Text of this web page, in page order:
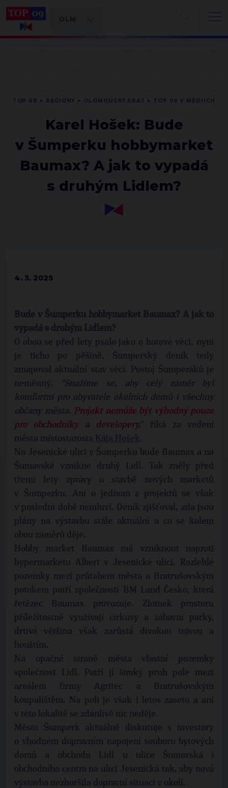
Karel Hošek: Bude
v Šumperku hobbymarket
Baumax? A jak to vypadá
s druhým Lidlem?
4. 3. 2025
Bude v Šumperku hobbymarket Baumax? A jak to
vypadá s druhým Lidlem?
O obou se před lety psalo jako o hotové věci, nyní
je ticho po pěšině, Šumperský deník tedy
zmapoval aktuální stav věcí. Postoj Šumperáků je
neměnný.
"Snažíme se, aby celý záměr byl
komfortní pro obyvatele okolních domů i všechny
občany města. Projekt nemůže být výhodný pouze
pro obchodníky a developery,“ říká za vedení
města místostarosta
.
Na Jesenické ulici v Šumperku bude Baumax a na
Šumavské vznikne druhý Lidl. Tak zněly před
třemi lety zprávy o stavbě nových marketů
v Šumperku. Ani o jednom z projektů se však
v poslední době nemluví. Deník zjišťoval, zda jsou
plány na výstavbu stále aktuální a co se kolem
obou záměrů děje.
Hobby market Baumax má vzniknout naproti
hypermarketu Albert v Jesenické ulici. Rozlehlé
pozemky mezi průtahem města a Bratrušovským
potokem patří společnosti BM Land Česko, která
řetězec Baumax provozuje. Zlomek prostoru
příležitostně využívají cirkusy a zábavní parky,
drtivá většina však zarůstá divokou trávou a
houštím.
Na opačné straně města vlastní pozemky
společnost Lidl. Patří jí široký pruh pole mezi
areálem firmy Agritec a Bratrušovským
koupalištěm. Na poli je však i letos zaseto a ani
v této lokalitě se zdánlivě nic neděje.
Město Šumperk aktuálně diskutuje s investory
o vhodném dopravním napojení souboru bytových
domů a obchodu Lidl u ulice Šumavská i
obchodního centra na ulici Jesenická tak, aby nová
výstavba nezhoršila dopravní situaci v okolí.